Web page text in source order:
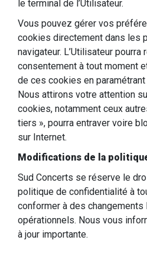
le terminal de l’Utilisateur.
Vous pouvez gérer vos
cookies directement dans les
navigateur. L’Utilisateur pourra
consentement à tout moment
de ces cookies en
Nous attirons votre attention
cookies, notamment ceux
tiers », pourra entraver voire
sur Internet.
Modifications de la
Sud Concerts se réserve le
politique de confidentialité à
conformer à des
opérationnels. Nous vous
à jour importante.